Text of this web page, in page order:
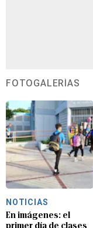
FOTOGALERÍAS
NOTICIAS
En imágenes: el
primer día de clases